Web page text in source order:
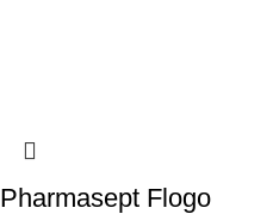
Pharmasept Flogo